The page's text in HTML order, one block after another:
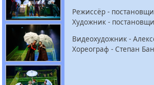
Режиссёр -
Художник -
Видеохудожник -
Хореограф - Степан